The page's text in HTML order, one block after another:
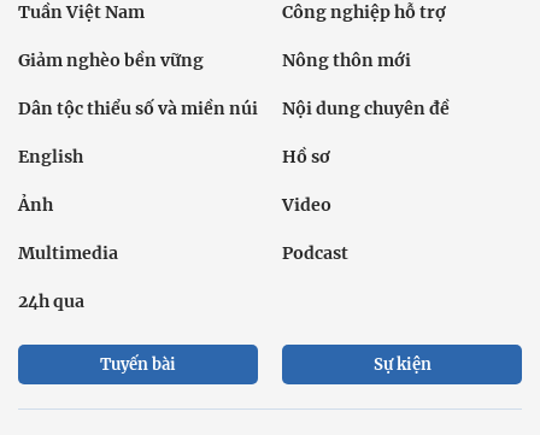
Tuần Việt Nam Công nghiệp hỗ trợ
Giảm nghèo bền vững Nông thôn mới
Dân tộc thiểu số và miền núi Nội dung chuyên đề
English Hồ sơ
Ảnh Video
Multimedia Podcast
24h qua
Tuyến bài Sự kiện